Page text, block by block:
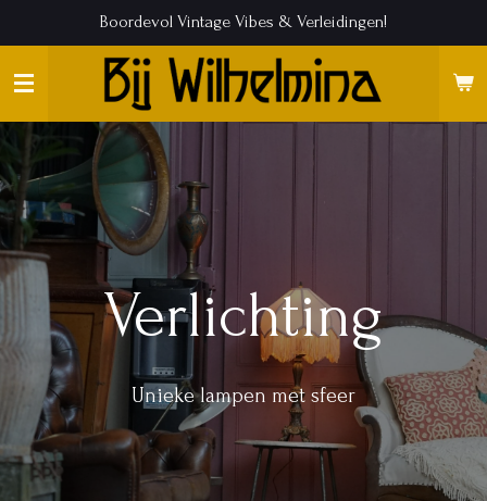
direct
naar
hoofdinhoud
Boordevol Vintage Vibes & Verleidingen!
Verlichting
Unieke lampen met sfeer